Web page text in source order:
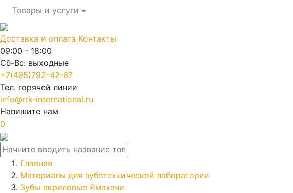
Товары и услуги
Доставка и оплата Контакты
09:00 - 18:00
Сб-Вс: выходные
+7(495)792-42-67
Тел. горячей линии
info@rrk-international.ru
Напишите нам
0
Главная
Материалы для зуботехнической лаборатории
Зубы акриловые Ямахачи